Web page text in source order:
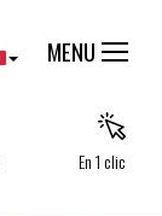
MENU
En 1 clic